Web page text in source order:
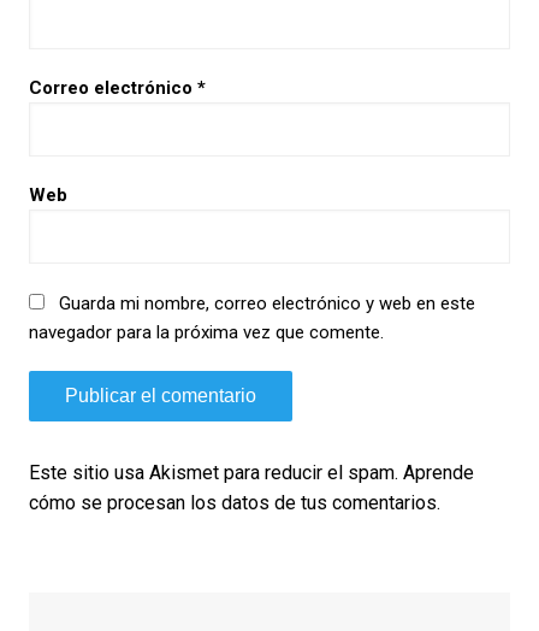
Correo electrónico *
Web
Guarda mi nombre, correo electrónico y web en este
navegador para la próxima vez que comente.
Este sitio usa Akismet para reducir el spam. Aprende
cómo se procesan los datos de tus comentarios.